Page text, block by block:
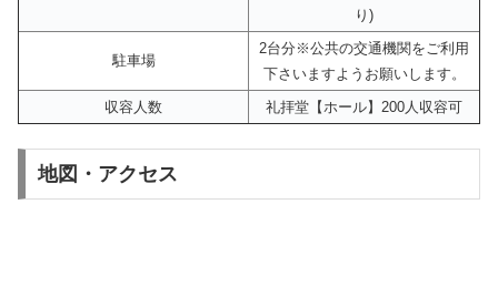
り)
駐車場
2台分※公共の交通機関をご利用
下さいますようお願いします。
収容人数
礼拝堂【ホール】200人収容可
地図・アクセス